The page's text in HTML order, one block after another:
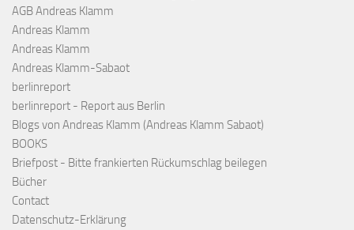
AGB Andreas Klamm
Andreas Klamm
Andreas Klamm
Andreas Klamm-Sabaot
berlinreport
berlinreport - Report aus Berlin
Blogs von Andreas Klamm (Andreas Klamm Sabaot)
BOOKS
Briefpost - Bitte frankierten Rückumschlag beilegen
Bücher
Contact
Datenschutz-Erklärung